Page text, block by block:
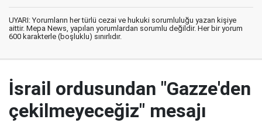
UYARI: Yorumların her türlü cezai ve hukuki sorumluluğu yazan kişiye
aittir. Mepa News, yapılan yorumlardan sorumlu değildir. Her bir yorum
600 karakterle (boşluklu) sınırlıdır.
İsrail ordusundan "Gazze'den
çekilmeyeceğiz" mesajı